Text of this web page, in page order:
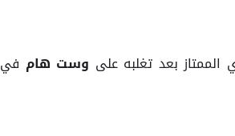
بعد تغلبه على وست هام في